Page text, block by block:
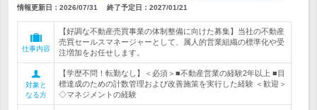
情報更新日：2026/07/31 終了予定日： 2027/01/21
仕事内容
【好調な不動産売買事業の体制整備に向けた募集】当社の不動産
売買セールスマネージャーとして、属人的営業組織の標準化や受
注増加をお任せします。
対象と
なる方
【学歴不問！転勤なし】＜必須＞■不動産営業の経験2年以上 ■目
標達成のための計数管理および改善施策を実行した経験 ＜歓迎＞
◇マネジメントの経験